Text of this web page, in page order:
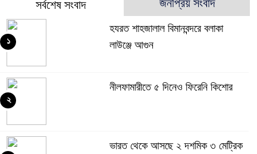
সর্বশেষ সংবাদ জনপ্রিয় সংবাদ
হযরত শাহজালাল বিমানবন্দরে বলাকা
লাউঞ্জে আগুন
১
নীলফামারীতে ৫ দিনেও ফিরেনি কিশোর
২
ভারত থেকে আসছে ২ দশমিক ৩ মেট্রিক